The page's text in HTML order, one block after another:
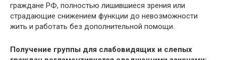
граждане РФ, полностью лишившиеся зрения или
страдающие снижением функции до невозможности
жить и работать без дополнительной помощи.
Получение группы для слабовидящих и слепых